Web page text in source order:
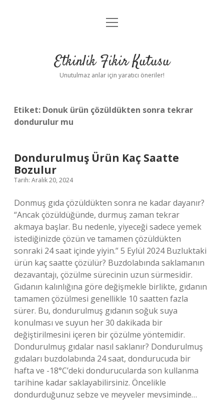
Anasayfa
Yasal Uyarı
menüyü
Etkinlik Fikir Kutusu
Unutulmaz anlar için yaratıcı öneriler!
Etiket: Donuk ürün çözüldükten sonra tekrar
dondurulur mu
Dondurulmuş Ürün Kaç Saatte
Bozulur
Tarih: Aralık 20, 2024
Donmuş gıda çözüldükten sonra ne kadar dayanır?
“Ancak çözüldüğünde, durmuş zaman tekrar
akmaya başlar. Bu nedenle, yiyeceği sadece yemek
istediğinizde çözün ve tamamen çözüldükten
sonraki 24 saat içinde yiyin.” 5 Eylül 2024 Buzluktaki
ürün kaç saatte çözülür? Buzdolabında saklamanın
dezavantajı, çözülme sürecinin uzun sürmesidir.
Gıdanın kalınlığına göre değişmekle birlikte, gıdanın
tamamen çözülmesi genellikle 10 saatten fazla
sürer. Bu, dondurulmuş gıdanın soğuk suya
konulması ve suyun her 30 dakikada bir
değiştirilmesini içeren bir çözülme yöntemidir.
Dondurulmuş gıdalar nasıl saklanır? Dondurulmuş
gıdaları buzdolabında 24 saat, dondurucuda bir
hafta ve -18°C’deki dondurucularda son kullanma
tarihine kadar saklayabilirsiniz. Öncelikle
dondurduğunuz sebze ve meyveler mevsiminde…